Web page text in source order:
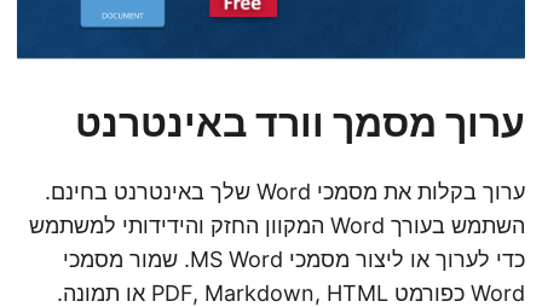
ערוך מסמך וורד באינטרנט
ערוך בקלות את מסמכי Word שלך באינטרנט בחינם.
השתמש בעורך Word המקוון החזק והידידותי למשתמש
כדי לערוך או ליצור מסמכי MS Word. שמור מסמכי
Word כפורמט PDF, Markdown, HTML או תמונה.